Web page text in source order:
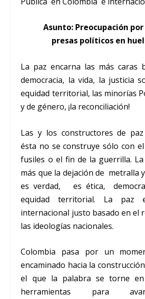
Asunto: Preocupación por
presas políticos en
La paz encarna las más caras
democracia, la vida, la justicia
equidad territorial, las minorías
y de género, ¡la reconciliación!
Las y los constructores de
ésta no se construye sólo con
fusiles o el fin de la guerrilla.
más que la dejación de metralla
es verdad, es ética,
equidad territorial. La paz
internacional justo basado en el
las ideologías nacionales.
Colombia pasa por un
encaminado hacia la
el que la palabra se torne
herramientas para